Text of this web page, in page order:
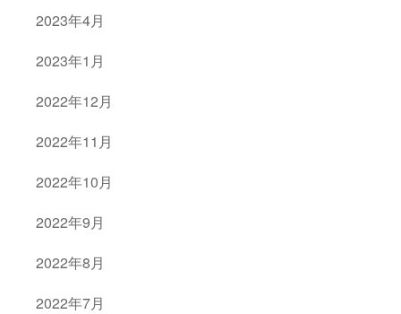
2023年4月
2023年1月
2022年12月
2022年11月
2022年10月
2022年9月
2022年8月
2022年7月